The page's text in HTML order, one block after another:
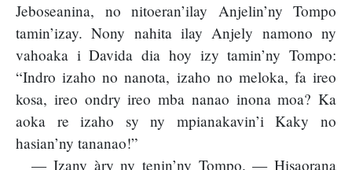
Jeboseanina, no nitoeran’ilay Anjelin’ny Tompo
tamin’izay. Nony nahita ilay Anjely namono ny
vahoaka i Davida dia hoy izy tamin’ny Tompo:
“Indro izaho no nanota, izaho no meloka, fa ireo
kosa, ireo ondry ireo mba nanao inona moa? Ka
aoka re izaho sy ny mpianakavin’i Kaky no
hasian’ny tananao!”
— Izany àry ny tenin’ny Tompo. — Hisaorana